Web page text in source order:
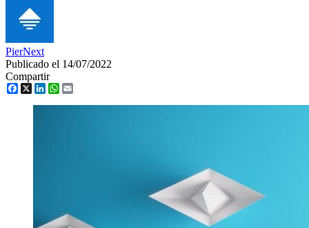
PierNext
Publicado el 14/07/2022
Compartir
Facebook
X LinkedInWhatsApp